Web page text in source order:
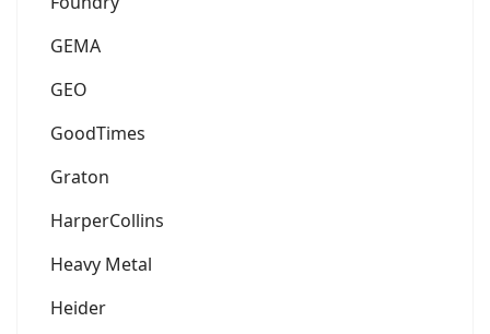
GEMA
GEO
GoodTimes
Graton
HarperCollins
Heavy Metal
Heider